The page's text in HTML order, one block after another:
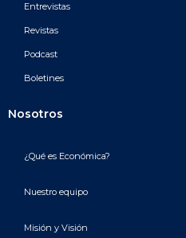
Entrevistas
Revistas
Podcast
Boletines
Nosotros
¿Qué es Económica?
Nuestro equipo
Misión y Visión